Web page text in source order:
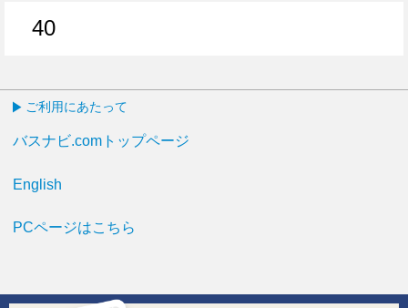
40
ご利用にあたって
バスナビ.comトップページ
English
PCページはこちら